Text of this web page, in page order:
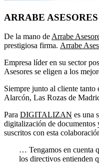
ARRABE
De la mano de Arrabe
prestigiosa firma. Arrabe
Empresa líder en su sector
Asesores se eligen a los
Siempre junto al cliente tanto
Alarcón, Las Rozas de
Para DIGITALIZAN es una
digitalización de documentos
suscritos con esta
… Tengamos en cuenta
los directivos entienden